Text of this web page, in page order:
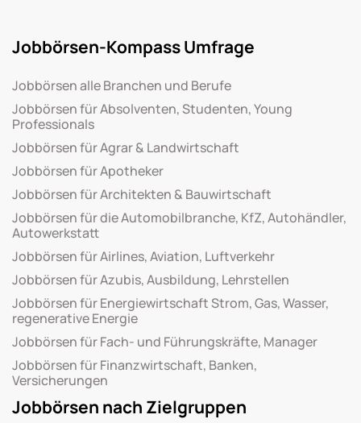
Jobbörsen-Kompass Umfrage
Jobbörsen alle Branchen und Berufe
Jobbörsen für Absolventen, Studenten, Young
Professionals
Jobbörsen für Agrar & Landwirtschaft
Jobbörsen für Apotheker
Jobbörsen für Architekten & Bauwirtschaft
Jobbörsen für die Automobilbranche, KfZ, Autohändler,
Autowerkstatt
Jobbörsen für Airlines, Aviation, Luftverkehr
Jobbörsen für Azubis, Ausbildung, Lehrstellen
Jobbörsen für Energiewirtschaft Strom, Gas, Wasser,
regenerative Energie
Jobbörsen für Fach- und Führungskräfte, Manager
Jobbörsen für Finanzwirtschaft, Banken,
Versicherungen
Jobbörsen nach Zielgruppen